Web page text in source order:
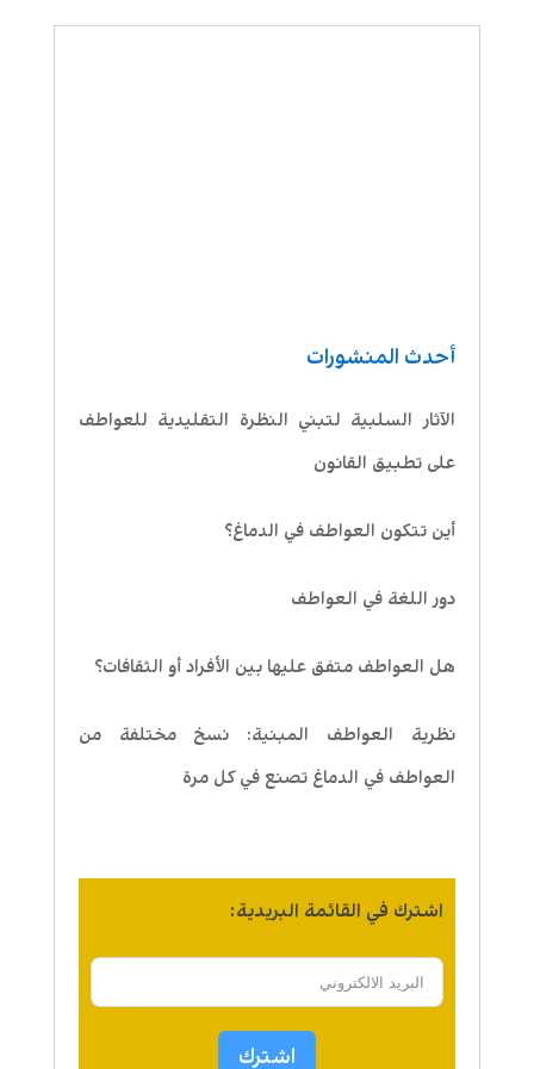
أحدث المنشورات
الآثار السلبية لتبني النظرة التقليدية للعواطف
على تطبيق القانون
أين تتكون العواطف في الدماغ؟
دور اللغة في العواطف
هل العواطف متفق عليها بين الأفراد أو الثقافات؟
نظرية العواطف المبنية: نسخ مختلفة من
العواطف في الدماغ تصنع في كل مرة
اشترك في القائمة البريدية:
اشترك